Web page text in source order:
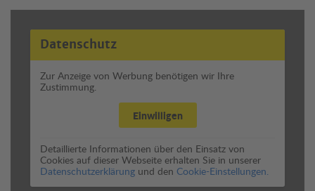
Datenschutz
Zur Anzeige von Werbung benötigen wir Ihre
Zustimmung.
Einwilligen
Detaillierte Informationen über den Einsatz von
Cookies auf dieser Webseite erhalten Sie in unserer
Datenschutzerklärung und den Cookie-Einstellungen.